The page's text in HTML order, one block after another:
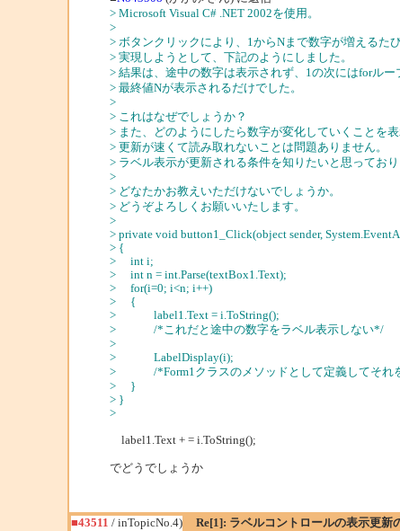
> Microsoft Visual C# .NET 2002を使用。
>
> ボタンクリックにより、1からNまで数字が増えるた
> 実現しようとして、下記のようにしました。
> 結果は、途中の数字は表示されず、1の次にはforル
> 最終値Nが表示されるだけでした。
>
> これはなぜでしょうか？
> また、どのようにしたら数字が変化していくことを
> 更新が速くて読み取れないことは問題ありません。
> ラベル表示が更新される条件を知りたいと思っており
>
> どなたかお教えいただけないでしょうか。
> どうぞよろしくお願いいたします。
>
> private void button1_Click(object sender,
> {
> int i;
> int n = int.Parse(textBox1.Text);
> for(i=0; i<n; i++)
> {
> label1.Text = i.ToString();
> /*これだと途中の数字をラベル表示しない*/
>
> LabelDisplay(i);
> /*Form1クラスのメソッドとして定義してそれを
> }
> }
>
label1.Text + = i.ToString();
でどうでしょうか
■43511 / inTopicNo.4)
Re[1]: ラベルコントロールの表示更新